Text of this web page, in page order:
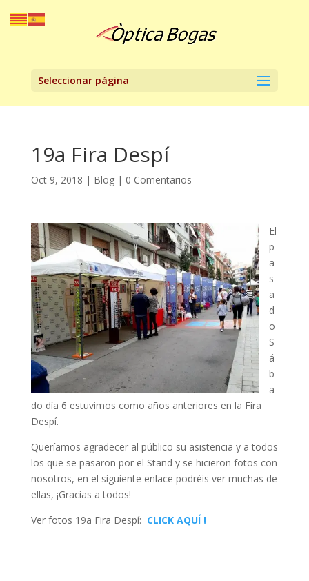
Seleccionar página
19a Fira Despí
Oct 9, 2018 | Blog| 0 Comentarios
El
p
a
s
a
d
o
S
á
b
a
do día 6 estuvimos como años anteriores en la Fira
Despí.
Queríamos agradecer al público su asistencia y a todos
los que se pasaron por el Stand y se hicieron fotos con
nosotros, en el siguiente enlace podréis ver muchas de
ellas, ¡Gracias a todos!
Ver fotos 19a Fira Despí: CLICK AQUÍ !